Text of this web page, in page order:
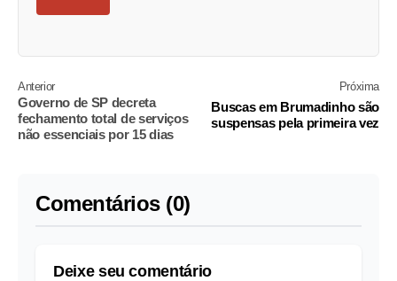
Anterior
Governo de SP decreta
fechamento total de serviços
não essenciais por 15 dias
Próxima
Buscas em Brumadinho são
suspensas pela primeira vez
Comentários (0)
Deixe seu comentário